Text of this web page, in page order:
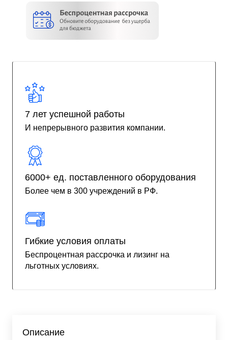
7 лет успешной работы
И непрерывного развития компании.
6000+ ед. поставленного оборудования
Более чем в 300 учреждений в РФ.
Гибкие условия оплаты
Беспроцентная рассрочка и лизинг на
льготных условиях.
Описание